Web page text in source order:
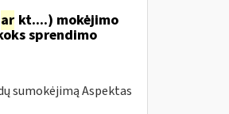
arkt....) mokėjimo
sprendimo
sumokėjimą Aspektas